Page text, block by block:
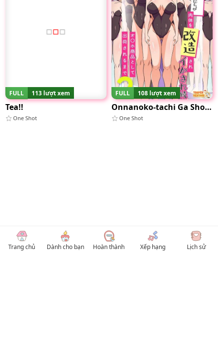
Trang chủ Dành cho bạn Hoàn thành Xếp hạng Lịch sử
FULL 113 lượt xem
Tea!!
One Shot
FULL 108 lượt xem
Onnanoko-tachi Ga Shouhin
One Shot